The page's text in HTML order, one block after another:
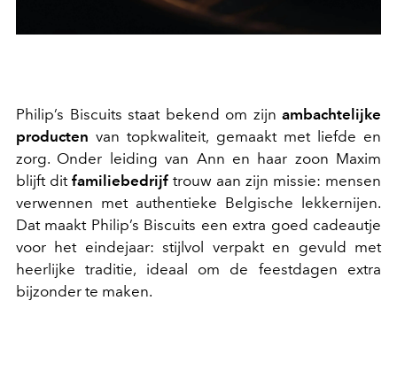
Philip’s Biscuits staat bekend om zijn ambachtelijke
producten van topkwaliteit, gemaakt met liefde en
zorg. Onder leiding van Ann en haar zoon Maxim
blijft dit familiebedrijf trouw aan zijn missie: mensen
verwennen met authentieke Belgische lekkernijen.
Dat maakt Philip’s Biscuits een extra goed cadeautje
voor het eindejaar: stijlvol verpakt en gevuld met
heerlijke traditie, ideaal om de feestdagen extra
bijzonder te maken.